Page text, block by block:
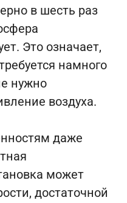
в шесть раз
Это означает,
намного
нужно
воздуха.
даже
может
достаточной